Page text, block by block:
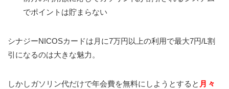
でポイントは貯まらない
シナジーNICOSカードは月に7万円以上の利用で最大7円/L割
引になるのは大きな魅力。
しかしガソリン代だけで年会費を無料にしようとすると 月々